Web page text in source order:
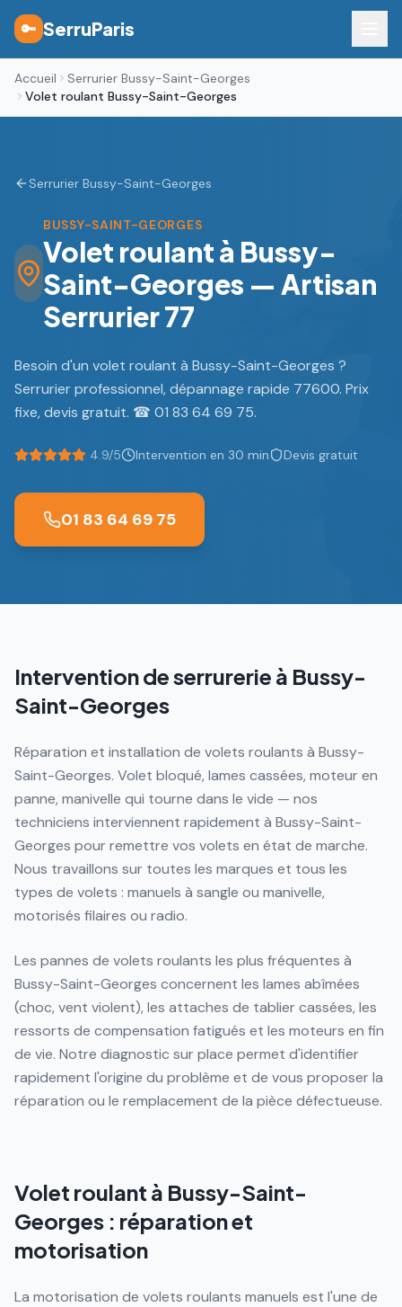
🔑 SerruParis
Accueil
Serrurier Bussy-Saint-Georges
Volet roulant Bussy-Saint-Georges
Serrurier Bussy-Saint-Georges
BUSSY-SAINT-GEORGES
Volet roulant à Bussy-
Saint-Georges — Artisan
Serrurier 77
Besoin d'un volet roulant à Bussy-Saint-Georges ?
Serrurier professionnel, dépannage rapide 77600. Prix
fixe, devis gratuit. ☎ 01 83 64 69 75.
4.9/5 Intervention en 30 min Devis gratuit
01 83 64 69 75
Intervention de serrurerie à Bussy-
Saint-Georges
Réparation et installation de volets roulants à Bussy-
Saint-Georges. Volet bloqué, lames cassées, moteur en
panne, manivelle qui tourne dans le vide — nos
techniciens interviennent rapidement à Bussy-Saint-
Georges pour remettre vos volets en état de marche.
Nous travaillons sur toutes les marques et tous les
types de volets : manuels à sangle ou manivelle,
motorisés filaires ou radio.
Les pannes de volets roulants les plus fréquentes à
Bussy-Saint-Georges concernent les lames abîmées
(choc, vent violent), les attaches de tablier cassées, les
ressorts de compensation fatigués et les moteurs en fin
de vie. Notre diagnostic sur place permet d'identifier
rapidement l'origine du problème et de vous proposer la
réparation ou le remplacement de la pièce défectueuse.
Volet roulant à Bussy-Saint-
Georges : réparation et
motorisation
La motorisation de volets roulants manuels est l'une de